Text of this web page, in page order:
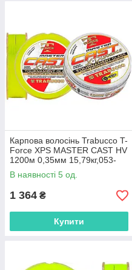
Карпова волосінь Trabucco T-
Force XPS MASTER CAST HV
1200м 0,35мм 15,79кг,053-
49-935
В наявності 5 од.
1 364 ₴
Купити